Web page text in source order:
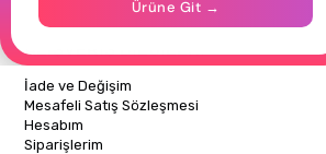
Mağazalarımız
ALIŞVERİŞ BİLGİLERİ
İade ve Değişim
Mesafeli Satış Sözleşmesi
Hesabım
Siparişlerim
Ürüne Git →